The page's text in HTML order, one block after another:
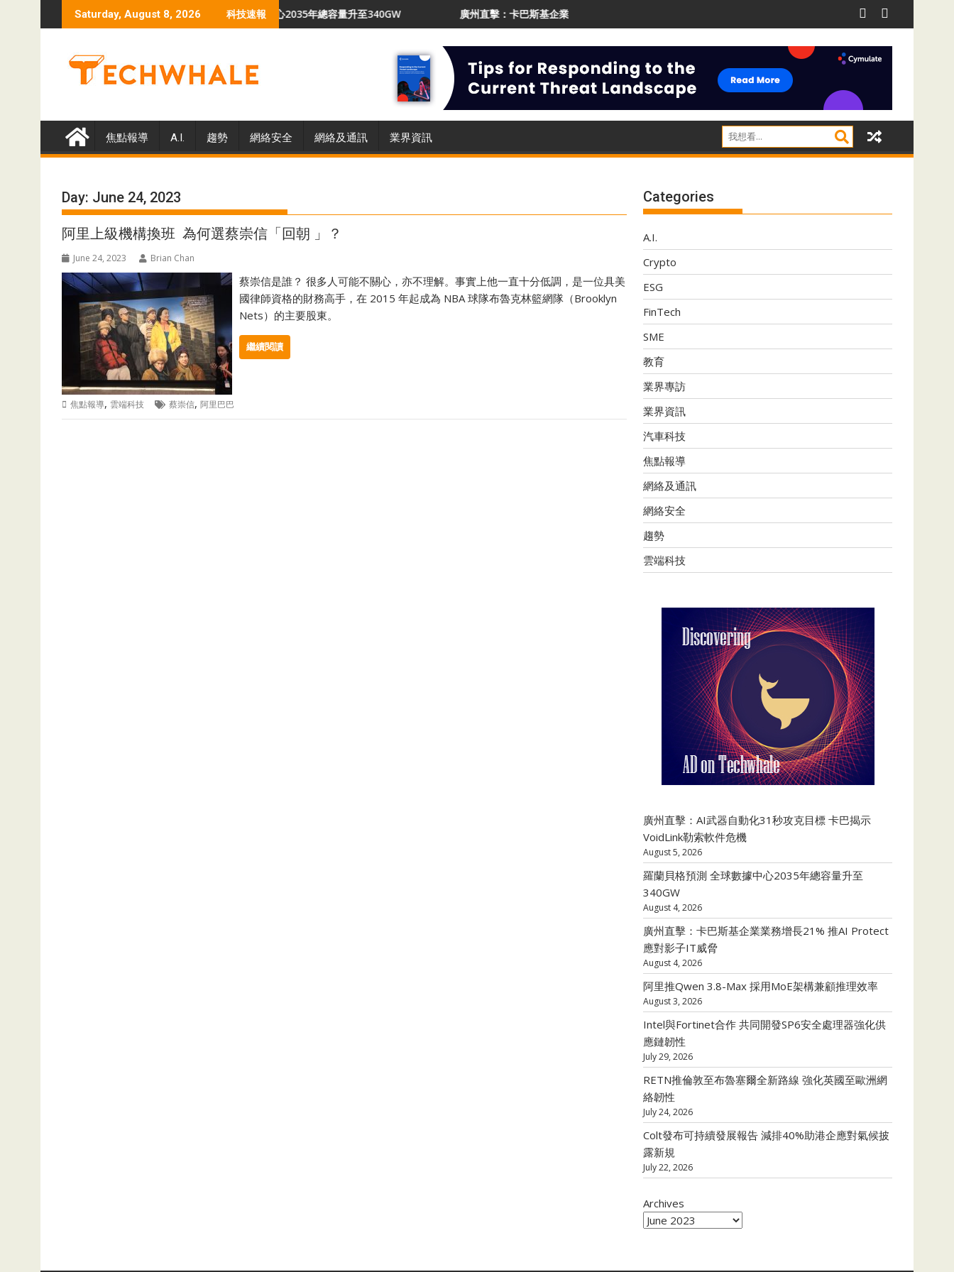
to
Saturday, August 8, 2026 科技速報
巴揭示VoidLink勒索軟件危機羅蘭貝格預測 全球數據中心2035年總容量升至340GW 廣州直擊：卡巴斯基企業業務增長21% 推AI Protect應對影子IT威脅 阿里推Qwen 3.8-Max 採用MoE架構兼顧推理效率
焦點報導 A.I. 趨勢 網絡安全 網絡及通訊 業界資訊
Day: June 24, 2023
阿里上級機構換班 為何選蔡崇信「回朝 」？
June 24, 2023 Brian Chan
蔡崇信是誰？ 很多人可能不關心，亦不理解。事實上他一直十分低調，是一位具美
國律師資格的財務高手，在 2015 年起成為 NBA 球隊布魯克林籃網隊（Brooklyn
Nets）的主要股東。
繼續閱讀
焦點報導, 雲端科技 蔡崇信, 阿里巴巴
Categories
A.I.
Crypto
ESG
FinTech
SME
教育
業界專訪
業界資訊
汽車科技
焦點報導
網絡及通訊
網絡安全
趨勢
雲端科技
廣州直擊：AI武器自動化31秒攻克目標 卡巴揭示
VoidLink勒索軟件危機
August 5, 2026
羅蘭貝格預測 全球數據中心2035年總容量升至
340GW
August 4, 2026
廣州直擊：卡巴斯基企業業務增長21% 推AI Protect
應對影子IT威脅
August 4, 2026
阿里推Qwen 3.8-Max 採用MoE架構兼顧推理效率
August 3, 2026
Intel與Fortinet合作 共同開發SP6安全處理器強化供
應鏈韌性
July 29, 2026
RETN推倫敦至布魯塞爾全新路線 強化英國至歐洲網
絡韌性
July 24, 2026
Colt發布可持續發展報告 減排40%助港企應對氣候披
露新規
July 22, 2026
Archives